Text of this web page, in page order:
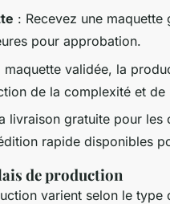
: Recevez une
pour approbation.
maquette validée, la
de la complexité et de
livraison gratuite pour
rapide disponibles
de production
varient selon le